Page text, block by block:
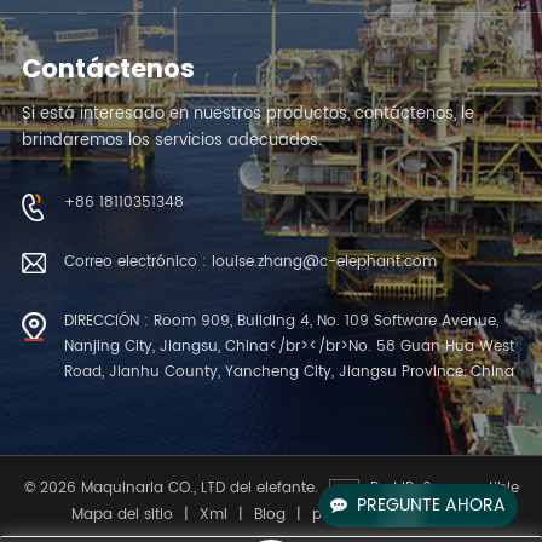
PREGUNTE AHORA
Contáctenos
Si está interesado en nuestros productos, contáctenos, le
brindaremos los servicios adecuados.
+86 18110351348
Correo electrónico : louise.zhang@c-elephant.com
DIRECCIÓN : Room 909, Building 4, No. 109 Software Avenue,
Nanjing City, Jiangsu, China</br></br>No. 58 Guan Hua West
Road, Jianhu County, Yancheng City, Jiangsu Province, China
© 2026 Maquinaria CO., LTD del elefante.
Red IPv6 compatible
Mapa del sitio | Xml | Blog | política de privacidad